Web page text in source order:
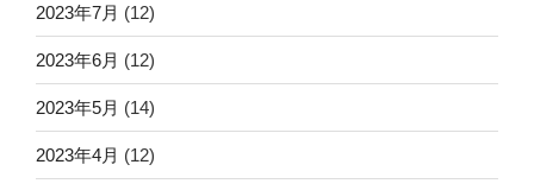
2023年7月 (12)
2023年6月 (12)
2023年5月 (14)
2023年4月 (12)